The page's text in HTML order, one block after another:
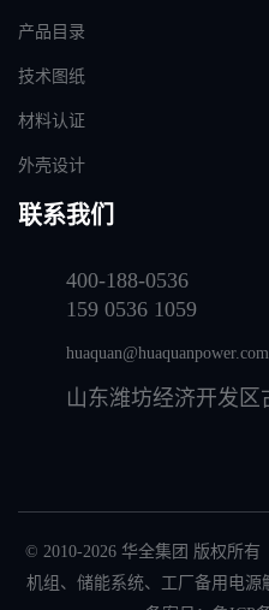
产品目录
技术图纸
材料认证
外壳设计
联系我们
400-188-0536
159 0536 1059
huaquan@huaquanpower.com
山东潍坊经济开发区
© 2010-2026 华全集团 版权所有
机组 、 储能系统、 工厂备用电源